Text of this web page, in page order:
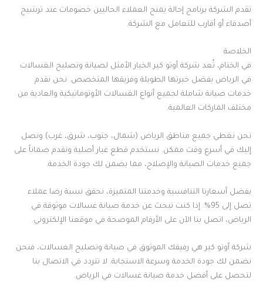
تقدم الشركة برنامج إحالة يمنح العملاء الحاليين خصومات عند ترشيح
أصدقاء أو أقارب للتعامل مع الشركة.
الخلاصة
في الختام، تُعد شركة أوتو كير الخيار الأمثل لصيانة وتصليح الغسالات
في الرياض بفضل خبرتها الطويلة وفريقها المتخصص. نحن نقدم
خدمات صيانة شاملة لجميع أنواع الغسالات الأوتوماتيكية والعادية من
مختلف الماركات العالمية.
نحن نغطي جميع مناطق الرياض (شمال، جنوب، شرق، غرب) ونصل
إليك في أسرع وقت ممكن. نستخدم قطع غيار أصلية ونقدم ضماناً على
جميع خدمات الصيانة والإصلاح، مما يضمن لك جودة الخدمة.
بفضل أسعارنا التنافسية وخدمتنا المتميزة، نحقق نسبة رضا عملاء
تصل إلى 95%. إذا كنت تبحث عن خدمة صيانة غسالات موثوقة في
الرياض، اتصل بنا الآن على الأرقام الموضحة في موقعنا الإلكتروني.
شركة أوتو كير هي رفيقك الموثوق في صيانة وتصليح الغسالات، فنحن
نضمن لك جودة الخدمة وسرعة الاستجابة. لا تتردد في الاتصال بنا
لتحصل على أفضل خدمة صيانة غسالات في الرياض.